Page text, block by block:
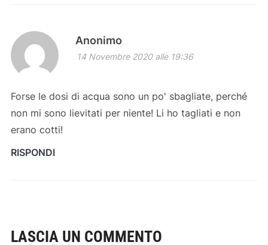
Anonimo
14 Novembre 2020 alle 19:36
Forse le dosi di acqua sono un po' sbagliate, perché
non mi sono lievitati per niente! Li ho tagliati e non
erano cotti!
RISPONDI
LASCIA UN COMMENTO